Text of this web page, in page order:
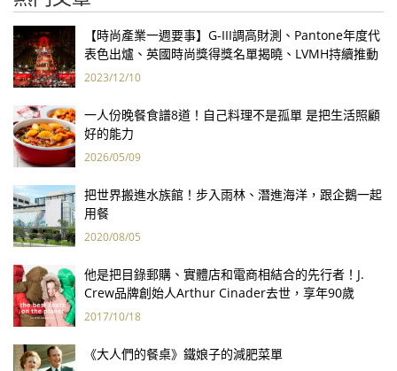
【時尚產業一週要事】G-III調高財測、Pantone年度代
表色出爐、英國時尚獎得獎名單揭曉、LVMH持續推動
永續發展計畫
2023/12/10
一人份晚餐食譜8道！自己料理不是孤單 是把生活照顧
好的能力
2026/05/09
把世界搬進水族館！步入雨林、潛進海洋，跟企鵝一起
用餐
2020/08/05
他是把目錄郵購、實體店和電商相結合的先行者！J.
Crew品牌創始人Arthur Cinader去世，享年90歲
2017/10/18
《大人們的餐桌》鐵娘子的減肥菜單